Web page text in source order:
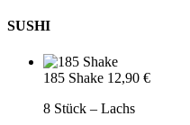
SUSHI
185 Shake 12,90 €
8 Stück – Lachs